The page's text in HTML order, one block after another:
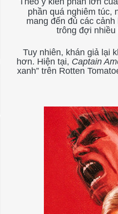
phần quá nghiêm túc,
mang đến đủ các
trông đợi nhiều
Tuy nhiên, khán giả lại
hơn. Hiện tại, Captain
xanh” trên Rotten